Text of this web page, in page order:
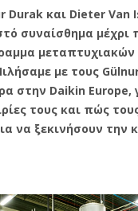
Durak και Dieter Van
συναίσθημα μέχρι
με τους
στην Daikin Europe,
τους και πώς
να ξεκινήσουν την